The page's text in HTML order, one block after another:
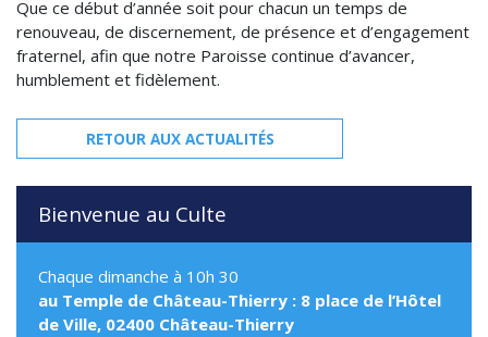
Que ce début d’année soit pour chacun un temps de
renouveau, de discernement, de présence et d’engagement
fraternel, afin que notre Paroisse continue d’avancer,
humblement et fidèlement.
RETOUR AUX ACTUALITÉS
Bienvenue au Culte
Chaque dimanche à 10h 30
au Temple de Château-Thierry : 8 place de l’Hôtel
de Ville, 02400 Château-Thierry